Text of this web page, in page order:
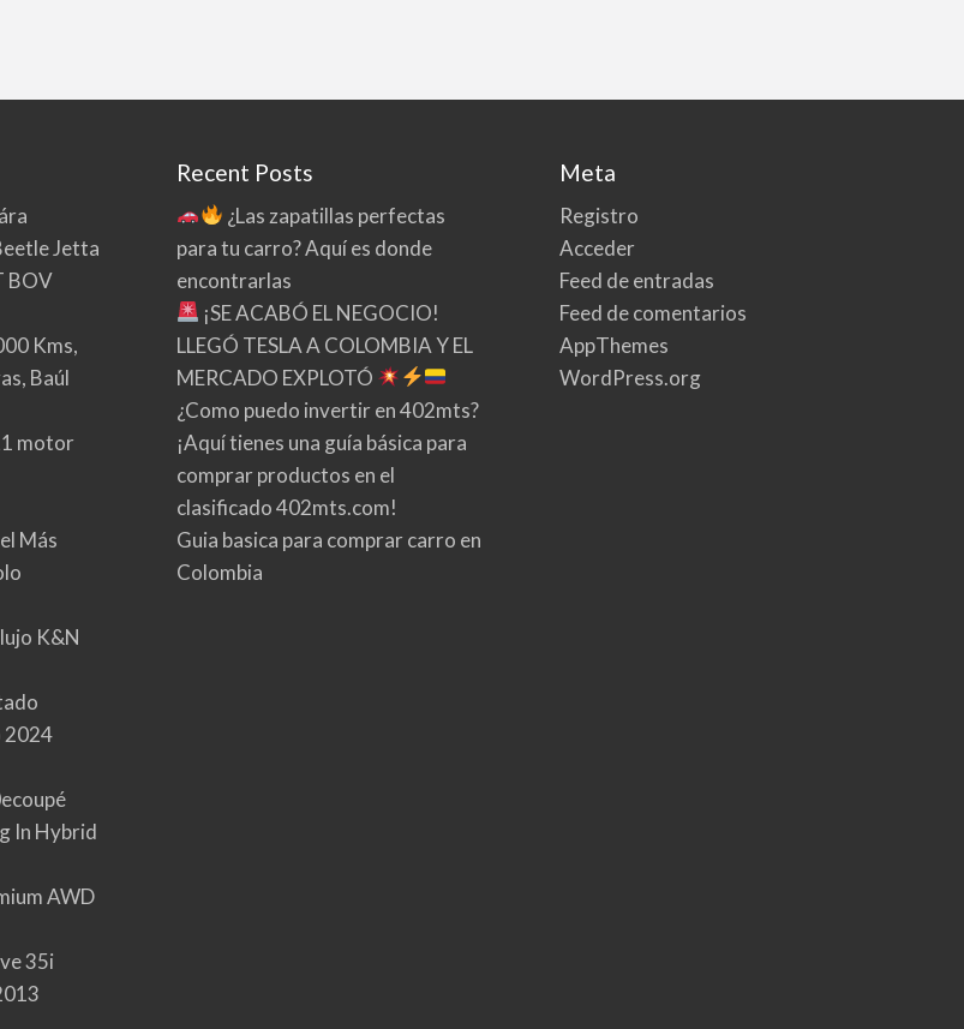
Jetta
BOV
Kms,
Baúl
motor
Más
K&N
2024
In Hybrid
AWD
35i
Recent Posts
¿Las zapatillas perfectas
para tu carro? Aquí es donde
encontrarlas
¡SE ACABÓ EL NEGOCIO!
LLEGÓ TESLA A COLOMBIA Y EL
MERCADO EXPLOTÓ
¿Como puedo invertir en 402mts?
¡Aquí tienes una guía básica para
comprar productos en el
clasificado 402mts.com!
Guia basica para comprar carro en
Colombia
Meta
Registro
Acceder
Feed de entradas
Feed de comentarios
AppThemes
WordPress.org